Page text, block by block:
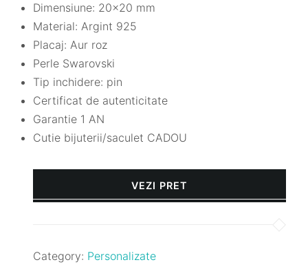
Dimensiune: 20×20 mm
Material: Argint 925
Placaj: Aur roz
Perle Swarovski
Tip inchidere: pin
Certificat de autenticitate
Garantie 1 AN
Cutie bijuterii/saculet CADOU
VEZI PRET
Category: Personalizate